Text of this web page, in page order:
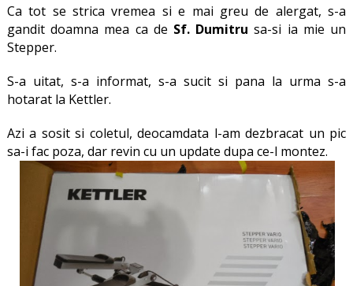
Ca tot se strica vremea si e mai greu de alergat, s-a
gandit doamna mea ca de Sf. Dumitru sa-si ia mie un
Stepper.
S-a uitat, s-a informat, s-a sucit si pana la urma s-a
hotarat la Kettler.
Azi a sosit si coletul, deocamdata l-am dezbracat un pic
sa-i fac poza, dar revin cu un update dupa ce-l montez.